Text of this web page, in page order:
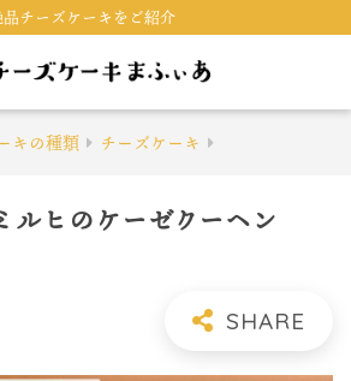
チーズケーキをご紹介
キの種類 チーズケーキ
ルヒのケーゼクーヘン